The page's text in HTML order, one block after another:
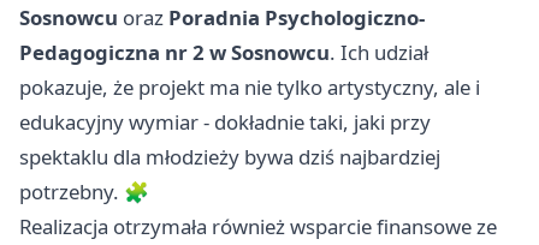
Sosnowcu oraz Poradnia Psychologiczno-
Pedagogiczna nr 2 w Sosnowcu. Ich udział
pokazuje, że projekt ma nie tylko artystyczny, ale i
edukacyjny wymiar - dokładnie taki, jaki przy
spektaklu dla młodzieży bywa dziś najbardziej
potrzebny. 🧩
Realizacja otrzymała również wsparcie finansowe ze